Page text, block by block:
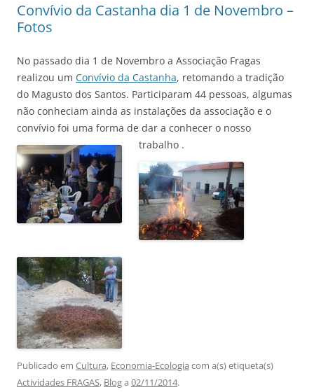
Convívio da Castanha dia 1 de Novembro –
Fotos
No passado dia 1 de Novembro a Associação Fragas
realizou um Convívio da Castanha, retomando a tradição
do Magusto dos Santos. Participaram 44 pessoas, algumas
não conheciam ainda as instalações da associação e o
convívio foi uma forma de dar a conhecer o nosso
trabalho .
Publicado em Cultura, Economia-Ecologia com a(s) etiqueta(s)
Actividades FRAGAS, Bloga 02/11/2014.